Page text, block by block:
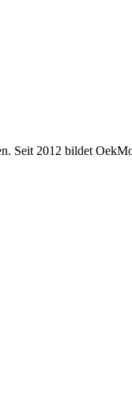
Seit 2012 bildet